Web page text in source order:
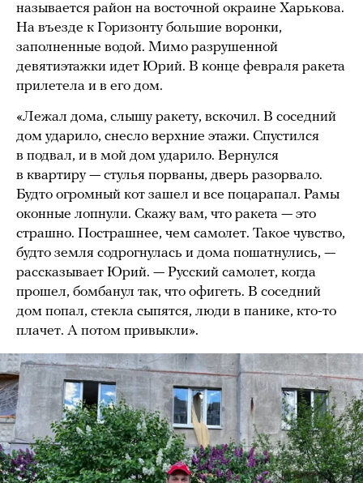
называется район на восточной окраине Харькова.
На въезде к Горизонту большие воронки,
заполненные водой. Мимо разрушенной
девятиэтажки идет Юрий. В конце февраля ракета
прилетела и в его дом.
«Лежал дома, слышу ракету, вскочил. В соседний
дом ударило, снесло верхние этажи. Спустился
в подвал, и в мой дом ударило. Вернулся
в квартиру — стулья порваны, дверь разорвало.
Будто огромный кот зашел и все поцарапал. Рамы
оконные лопнули. Скажу вам, что ракета — это
страшно. Пострашнее, чем самолет. Такое чувство,
будто земля содрогнулась и дома пошатнулись, —
рассказывает Юрий. — Русский самолет, когда
прошел, бомбанул так, что офигеть. В соседний
дом попал, стекла сыпятся, люди в панике, кто-то
плачет. А потом привыкли».